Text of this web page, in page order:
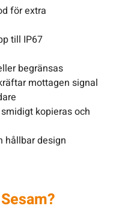
för extra
till IP67
begränsas
mottagen signal
kopieras och
hållbar design